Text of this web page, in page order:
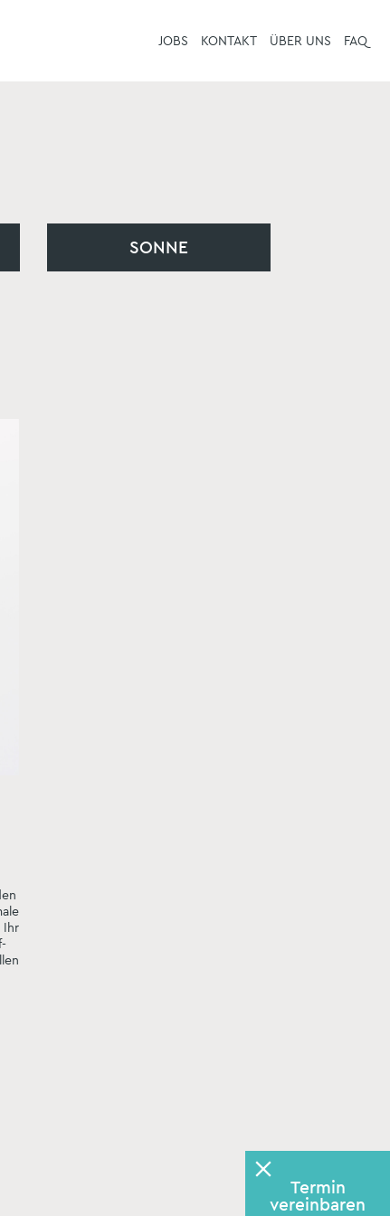
JOBS
JOBS KONTAKT
KONTAKT ÜBER UNS
ÜBER UNS FAQ
FAQ
SONNE
SONNE
Ihr
Termin
vereinbaren
Termin
vereinbaren